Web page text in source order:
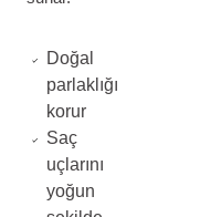
Doğal
parlaklığı
korur
Saç
uçlarını
yoğun